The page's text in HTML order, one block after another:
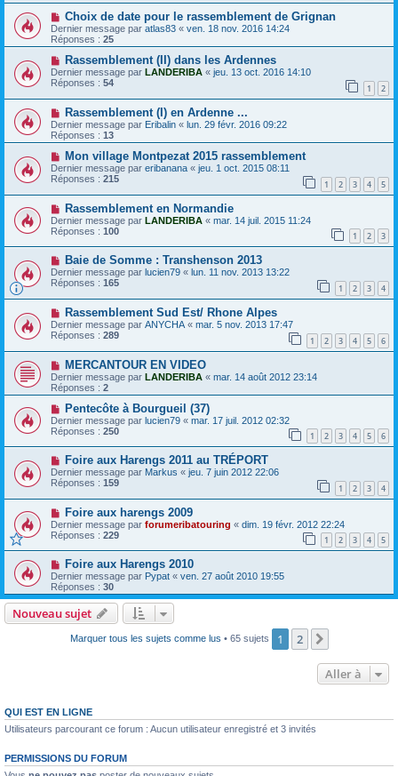
Choix de date pour le rassemblement de Grignan
Dernier message par atlas83 « ven. 18 nov. 2016 14:24
Réponses : 25
Rassemblement (II) dans les Ardennes
Dernier message par LANDERIBA « jeu. 13 oct. 2016 14:10
Réponses : 54 1 2
Rassemblement (I) en Ardenne ...
Dernier message par Eribalin « lun. 29 févr. 2016 09:22
Réponses : 13
Mon village Montpezat 2015 rassemblement
Dernier message par eribanana « jeu. 1 oct. 2015 08:11
Réponses : 215 1 2 3 4 5
Rassemblement en Normandie
Dernier message par LANDERIBA « mar. 14 juil. 2015 11:24
Réponses : 100 1 2 3
Baie de Somme : Transhenson 2013
Dernier message par lucien79 « lun. 11 nov. 2013 13:22
Réponses : 165 1 2 3 4
Rassemblement Sud Est/ Rhone Alpes
Dernier message par ANYCHA « mar. 5 nov. 2013 17:47
Réponses : 289 1 2 3 4 5 6
MERCANTOUR EN VIDEO
Dernier message par LANDERIBA « mar. 14 août 2012 23:14
Réponses : 2
Pentecôte à Bourgueil (37)
Dernier message par lucien79 « mar. 17 juil. 2012 02:32
Réponses : 250 1 2 3 4 5 6
Foire aux Harengs 2011 au TRÉPORT
Dernier message par Markus « jeu. 7 juin 2012 22:06
Réponses : 159 1 2 3 4
Foire aux harengs 2009
Dernier message par forumeribatouring « dim. 19 févr. 2012 22:24
Réponses : 229 1 2 3 4 5
Foire aux Harengs 2010
Dernier message par Pypat « ven. 27 août 2010 19:55
Réponses : 30
Nouveau sujet
Marquer tous les sujets comme lus • 65 sujets 1 2
Aller à
QUI EST EN LIGNE
Utilisateurs parcourant ce forum : Aucun utilisateur enregistré et 3 invités
PERMISSIONS DU FORUM